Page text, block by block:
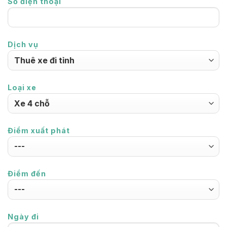
Dịch vụ
Loại xe
Điểm xuất phát
Điểm đến
Ngày đi